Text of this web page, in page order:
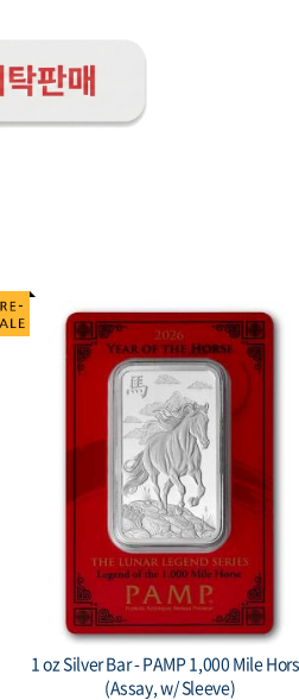
Australian Koala 2026 1 Kilo Silver
Coin